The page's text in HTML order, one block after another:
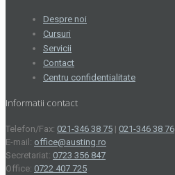
Despre noi
Cursuri
Servicii
Contact
Centru confidentialitate
Informatii contact
Telefon/Fax: 021-346 38 75 | 021-346 38 76
E-mail: office@austing.ro
Secretariat: 0723 356 847
Office: 0722 407 725